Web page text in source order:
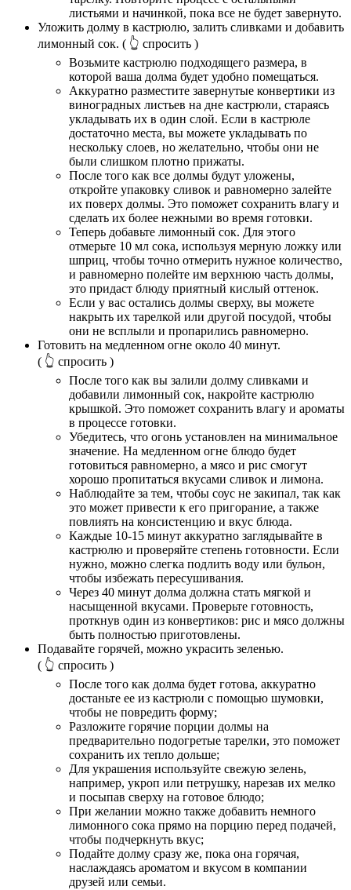
листьями и начинкой, пока все не будет завернуто.
Уложить долму в кастрюлю, залить сливками и добавить
лимонный сок. ( 👆 спросить )
Возьмите кастрюлю подходящего размера, в
которой ваша долма будет удобно помещаться.
Аккуратно разместите завернутые конвертики из
виноградных листьев на дне кастрюли, стараясь
укладывать их в один слой. Если в кастрюле
достаточно места, вы можете укладывать по
нескольку слоев, но желательно, чтобы они не
были слишком плотно прижаты.
После того как все долмы будут уложены,
откройте упаковку сливок и равномерно залейте
их поверх долмы. Это поможет сохранить влагу и
сделать их более нежными во время готовки.
Теперь добавьте лимонный сок. Для этого
отмерьте 10 мл сока, используя мерную ложку или
шприц, чтобы точно отмерить нужное количество,
и равномерно полейте им верхнюю часть долмы,
это придаст блюду приятный кислый оттенок.
Если у вас остались долмы сверху, вы можете
накрыть их тарелкой или другой посудой, чтобы
они не всплыли и пропарились равномерно.
Готовить на медленном огне около 40 минут.
( 👆 спросить )
После того как вы залили долму сливками и
добавили лимонный сок, накройте кастрюлю
крышкой. Это поможет сохранить влагу и ароматы
в процессе готовки.
Убедитесь, что огонь установлен на минимальное
значение. На медленном огне блюдо будет
готовиться равномерно, а мясо и рис смогут
хорошо пропитаться вкусами сливок и лимона.
Наблюдайте за тем, чтобы соус не закипал, так как
это может привести к его пригорание, а также
повлиять на консистенцию и вкус блюда.
Каждые 10-15 минут аккуратно заглядывайте в
кастрюлю и проверяйте степень готовности. Если
нужно, можно слегка подлить воду или бульон,
чтобы избежать пересушивания.
Через 40 минут долма должна стать мягкой и
насыщенной вкусами. Проверьте готовность,
проткнув один из конвертиков: рис и мясо должны
быть полностью приготовлены.
Подавайте горячей, можно украсить зеленью.
( 👆 спросить )
После того как долма будет готова, аккуратно
достаньте ее из кастрюли с помощью шумовки,
чтобы не повредить форму;
Разложите горячие порции долмы на
предварительно подогретые тарелки, это поможет
сохранить их тепло дольше;
Для украшения используйте свежую зелень,
например, укроп или петрушку, нарезав их мелко
и посыпав сверху на готовое блюдо;
При желании можно также добавить немного
лимонного сока прямо на порцию перед подачей,
чтобы подчеркнуть вкус;
Подайте долму сразу же, пока она горячая,
наслаждаясь ароматом и вкусом в компании
друзей или семьи.